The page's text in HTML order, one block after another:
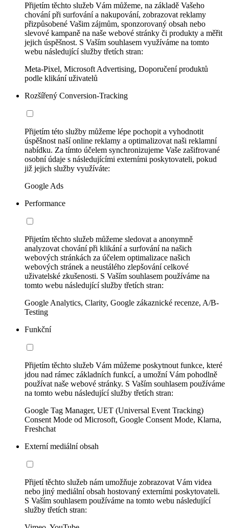
Přijetím těchto služeb Vám můžeme, na základě Vašeho
chování při surfování a nakupování, zobrazovat reklamy
přizpůsobené Vašim zájmům, sponzorovaný obsah nebo
slevové kampaně na naše webové stránky či produkty a měřit
jejich úspěšnost. S Vaším souhlasem využíváme na tomto
webu následující služby třetích stran:
Meta-Pixel, Microsoft Advertising, Doporučení produktů
podle klikání uživatelů
Rozšířený Conversion-Tracking
Přijetím této služby můžeme lépe pochopit a vyhodnotit
úspěšnost naší online reklamy a optimalizovat naši reklamní
nabídku. Za tímto účelem synchronizujeme Vaše zašifrované
osobní údaje s následujícími externími poskytovateli, pokud
již jejich služby využíváte:
Google Ads
Performance
Přijetím těchto služeb můžeme sledovat a anonymně
analyzovat chování při klikání a surfování na našich
webových stránkách za účelem optimalizace našich
webových stránek a neustálého zlepšování celkové
uživatelské zkušenosti. S Vaším souhlasem používáme na
tomto webu následující služby třetích stran:
Google Analytics, Clarity, Google zákaznické recenze, A/B-
Testing
Funkční
Přijetím těchto služeb Vám můžeme poskytnout funkce, které
jdou nad rámec základních funkcí, a umožní Vám pohodlně
používat naše webové stránky. S Vaším souhlasem používáme
na tomto webu následující služby třetích stran:
Google Tag Manager, UET (Universal Event Tracking)
Consent Mode od Microsoft, Google Consent Mode, Klarna,
Freshchat
Externí mediální obsah
Přijetí těchto služeb nám umožňuje zobrazovat Vám videa
nebo jiný mediální obsah hostovaný externími poskytovateli.
S Vaším souhlasem používáme na tomto webu následující
služby třetích stran: